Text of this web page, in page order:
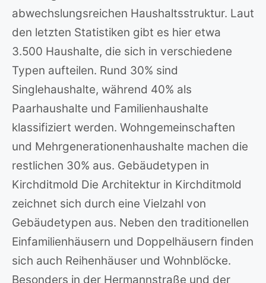
abwechslungsreichen Haushaltsstruktur. Laut
den letzten Statistiken gibt es hier etwa
3.500 Haushalte, die sich in verschiedene
Typen aufteilen. Rund 30% sind
Singlehaushalte, während 40% als
Paarhaushalte und Familienhaushalte
klassifiziert werden. Wohngemeinschaften
und Mehrgenerationenhaushalte machen die
restlichen 30% aus. Gebäudetypen in
Kirchditmold Die Architektur in Kirchditmold
zeichnet sich durch eine Vielzahl von
Gebäudetypen aus. Neben den traditionellen
Einfamilienhäusern und Doppelhäusern finden
sich auch Reihenhäuser und Wohnblöcke.
Besonders in der Hermannstraße und der